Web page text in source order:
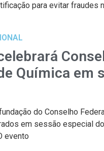
para evitar fraudes
Química em
do Conselho
em sessão especial
evento